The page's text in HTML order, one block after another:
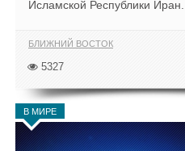
Исламской Республики Иран...
БЛИЖНИЙ ВОСТОК
5327
В МИРЕ